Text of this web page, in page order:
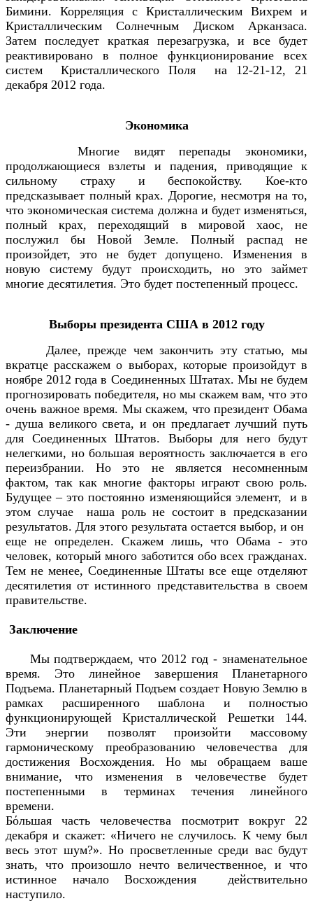
Бимини. Корреляция с Кристаллическим Вихрем и
Кристаллическим Солнечным Диском Арканзаса.
Затем последует краткая перезагрузка, и все будет
реактивировано в полное функционирование всех
систем Кристаллического Поля на 12-21-12, 21
декабря 2012 года.
Экономика
Многие видят перепады экономики,
продолжающиеся взлеты и падения, приводящие к
сильному страху и беспокойству. Кое-кто
предсказывает полный крах. Дорогие, несмотря на то,
что экономическая система должна и будет изменяться,
полный крах, переходящий в мировой хаос, не
послужил бы Новой Земле. Полный распад не
произойдет, это не будет допущено. Изменения в
новую систему будут происходить, но это займет
многие десятилетия. Это будет постепенный процесс.
Выборы президента США в 2012 году
Далее, прежде чем закончить эту статью, мы
вкратце расскажем о выборах, которые произойдут в
ноябре 2012 года в Соединенных Штатах. Мы не будем
прогнозировать победителя, но мы скажем вам, что это
очень важное время. Мы скажем, что президент Обама
- душа великого света, и он предлагает лучший путь
для Соединенных Штатов. Выборы для него будут
нелегкими, но большая вероятность заключается в его
переизбрании. Но это не является несомненным
фактом, так как многие факторы играют свою роль.
Будущее – это постоянно изменяющийся элемент, и в
этом случае наша роль не состоит в предсказании
результатов. Для этого результата остается выбор, и он
еще не определен. Скажем лишь, что Обама - это
человек, который много заботится обо всех гражданах.
Тем не менее, Соединенные Штаты все еще отделяют
десятилетия от истинного представительства в своем
правительстве.
Заключение
Мы подтверждаем, что 2012 год - знаменательное
время. Это линейное завершения Планетарного
Подъема. Планетарный Подъем создает Новую Землю в
рамках расширенного шаблона и полностью
функционирующей Кристаллической Решетки 144.
Эти энергии позволят произойти массовому
гармоническому преобразованию человечества для
достижения Восхождения. Но мы обращаем ваше
внимание, что изменения в человечестве будет
постепенными в терминах течения линейного
времени.
Бόльшая часть человечества посмотрит вокруг 22
декабря и скажет: «Ничего не случилось. К чему был
весь этот шум?». Но просветленные среди вас будут
знать, что произошло нечто величественное, и что
истинное начало Восхождения действительно
наступило.